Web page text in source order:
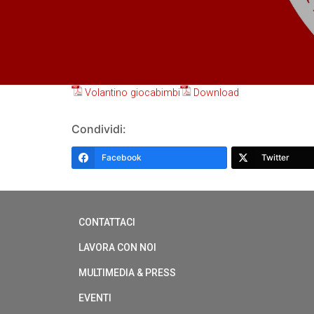
Volantino giocabimbi Download
Condividi:
Facebook Twitter
CONTATTACI
LAVORA CON NOI
MULTIMEDIA & PRESS
EVENTI